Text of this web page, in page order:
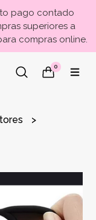
pago contado
superiores a
compras online.
0